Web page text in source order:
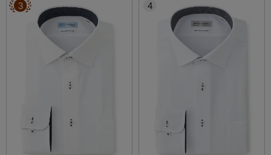
3 4